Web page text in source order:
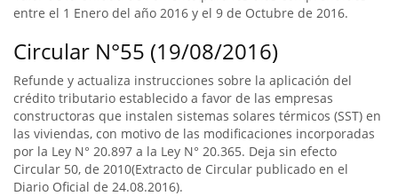
entre el 1 Enero del año 2016 y el 9 de Octubre de 2016.
Circular N°55 (19/08/2016)
Refunde y actualiza instrucciones sobre la aplicación del
crédito tributario establecido a favor de las empresas
constructoras que instalen sistemas solares térmicos (SST) en
las viviendas, con motivo de las modificaciones incorporadas
por la Ley N° 20.897 a la Ley N° 20.365. Deja sin efecto
Circular 50, de 2010(Extracto de Circular publicado en el
Diario Oficial de 24.08.2016).